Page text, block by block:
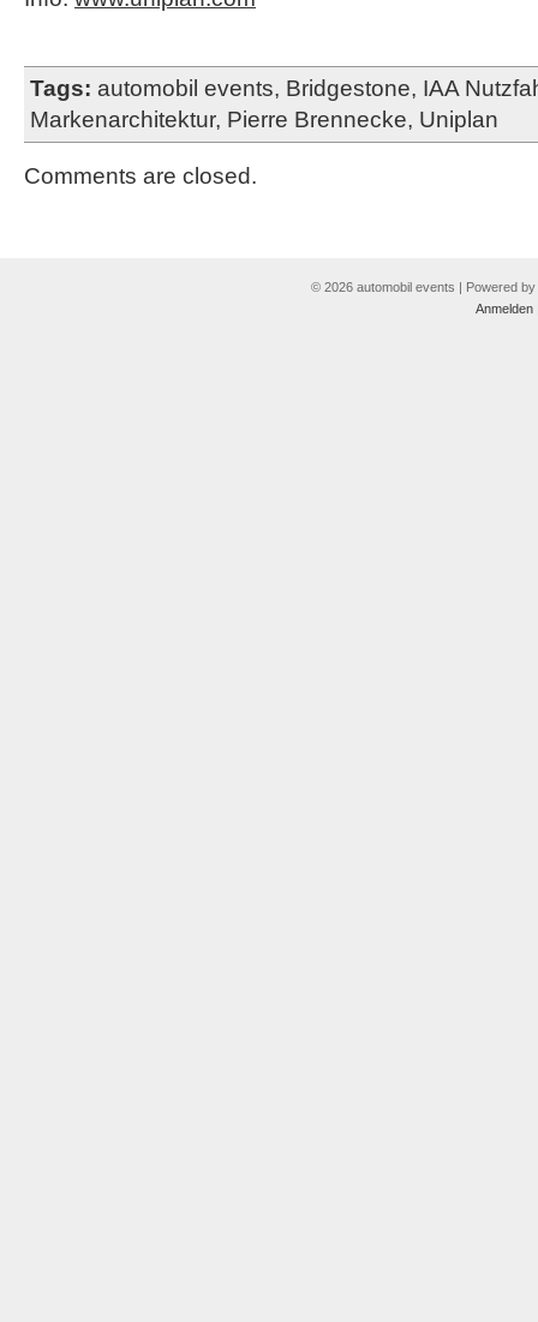
Tags: automobil events, Bridgestone, IAA
Markenarchitektur, Pierre Brennecke, Uniplan
Comments are closed.
© 2026 automobil events | Powered by
Anmelden|